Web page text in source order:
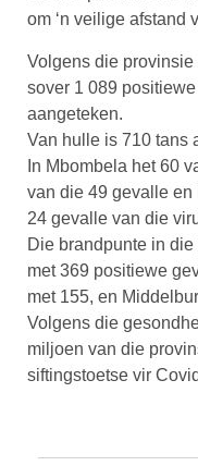
om ‘n veilige afstand
Volgens die
sover 1 089
aangeteken.
Van hulle is 710 tans
In Mbombela het 60
van die 49 gevalle
24 gevalle van die
Die brandpunte in
met 369 positiewe
met 155, en
Volgens die
miljoen van die
siftingstoetse vir